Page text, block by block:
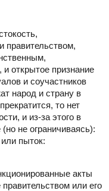
правительством,
открытое признание
и соучастников
народ и страну в
то нет
и из-за этого в
не ограничиваясь):
пыток:
акты
или его